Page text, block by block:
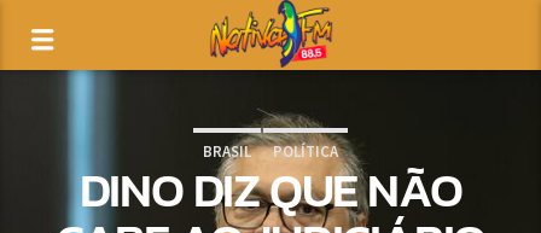
BRASIL POLÍTICA
DINO DIZ QUE NÃO